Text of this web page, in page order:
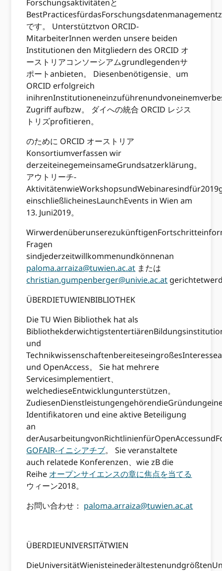
Forschungsaktivitätenと
です。 Unterstütztvon ORCID-
MitarbeiterInnen werden unsere beiden
Institutionen den Mitgliedern des ORCID オ
ーストリアコンソーシアムgrundlegendenサ
ポートanbieten。 Diesenbenötigensie、um
ORCID erfolgreich
Zugriff aufbzw。 ダイへの統合 ORCID レジス
トリズprofitieren。
のために ORCID オーストリア
Konsortiumverfassen wir
derzeiteinegemeinsameGrundsatzerklärung。
アウトリーチ-
einschließlicheinesLaunchEvents in Wien am
13. Juni2019。
Fragen
sindjederzeitwillkommenundkönnenan
paloma.arraiza@tuwien.ac.at または
christian.gumpenberger@univie.ac.at
ÜBERDIETUWIENBIBLIOTHEK
Die TU Wien Bibliothek hat als
und
und OpenAccess。 Sie hat mehrere
Servicesimplementiert、
welchedieseEntwicklungunterstützen。
Identifikatoren und eine aktive Beteiligung
an
GOFAIR-イニシアチブ。 Sie veranstaltete
auch relatede Konferenzen、wie zB die
Reihe オープンサイエンスの章に焦点を当てる
ウィーン2018。
お問い合わせ： paloma.arraiza@tuwien.ac.at
ÜBERDIEUNIVERSITÄTWIEN